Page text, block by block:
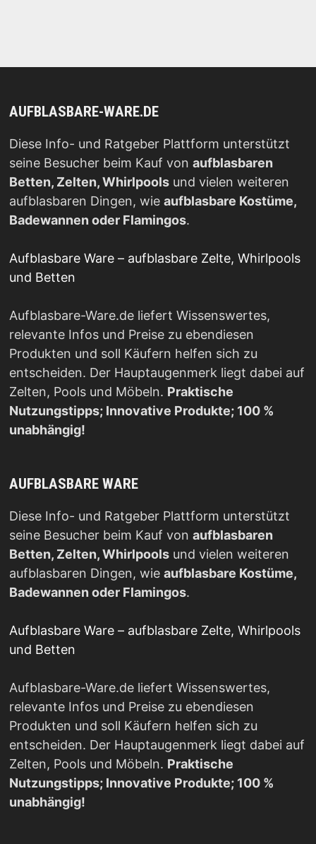
AUFBLASBARE-WARE.DE
Diese Info- und Ratgeber Plattform unterstützt
seine Besucher beim Kauf von aufblasbaren
Betten, Zelten, Whirlpoolsund vielen weiteren
aufblasbaren Dingen, wie aufblasbare Kostüme,
Badewannen oder Flamingos.
Aufblasbare Ware – aufblasbare Zelte, Whirlpools
und Betten
Aufblasbare-Ware.de liefert Wissenswertes,
relevante Infos und Preise zu ebendiesen
Produkten und soll Käufern helfen sich zu
entscheiden. Der Hauptaugenmerk liegt dabei auf
Zelten, Pools und Möbeln. Praktische
Nutzungstipps; Innovative Produkte; 100 %
unabhängig!
AUFBLASBARE WARE
Diese Info- und Ratgeber Plattform unterstützt
seine Besucher beim Kauf von aufblasbaren
Betten, Zelten, Whirlpoolsund vielen weiteren
aufblasbaren Dingen, wie aufblasbare Kostüme,
Badewannen oder Flamingos.
Aufblasbare Ware – aufblasbare Zelte, Whirlpools
und Betten
Aufblasbare-Ware.de liefert Wissenswertes,
relevante Infos und Preise zu ebendiesen
Produkten und soll Käufern helfen sich zu
entscheiden. Der Hauptaugenmerk liegt dabei auf
Zelten, Pools und Möbeln. Praktische
Nutzungstipps; Innovative Produkte; 100 %
unabhängig!